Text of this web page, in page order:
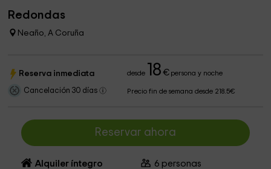
Redondas
Neaño, A Coruña
Reserva inmediata desde 18 €persona y noche
Cancelación 30 días Precio fin de semana desde 218.5€
Reservar ahora
Alquiler íntegro 6 personas